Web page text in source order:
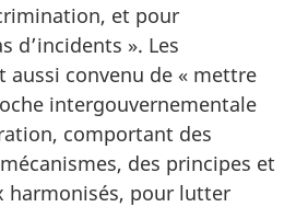
et pour
d’incidents ». Les
aussi convenu de « mettre
intergouvernementale
comportant des
des principes et
harmonisés, pour lutter